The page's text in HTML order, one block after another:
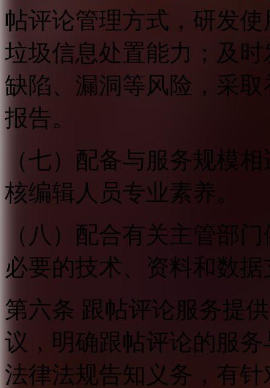
帖评论管理方式，研发
垃圾信息处置能力；及
缺陷、漏洞等风险，采
报告。
（七）配备与服务规模
核编辑人员专业素养。
（八）配合有关主管部
必要的技术、资料和数
第六条 跟帖评论服务提
议，明确跟帖评论的服
法律法规告知义务，有